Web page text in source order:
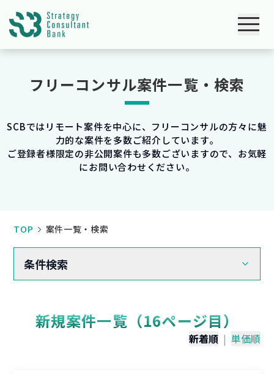
フリーコンサル案件一覧・検索
SCBではリモート案件を中心に、フリーコンサルの方々に魅
力的な案件を多数ご紹介しています。
ご登録者様限定の非公開案件も多数ございますので、お気軽
にお問い合わせください。
TOP 案件一覧・検索
条件検索
新規案件一覧（16ページ目）
新着順 | 単価順